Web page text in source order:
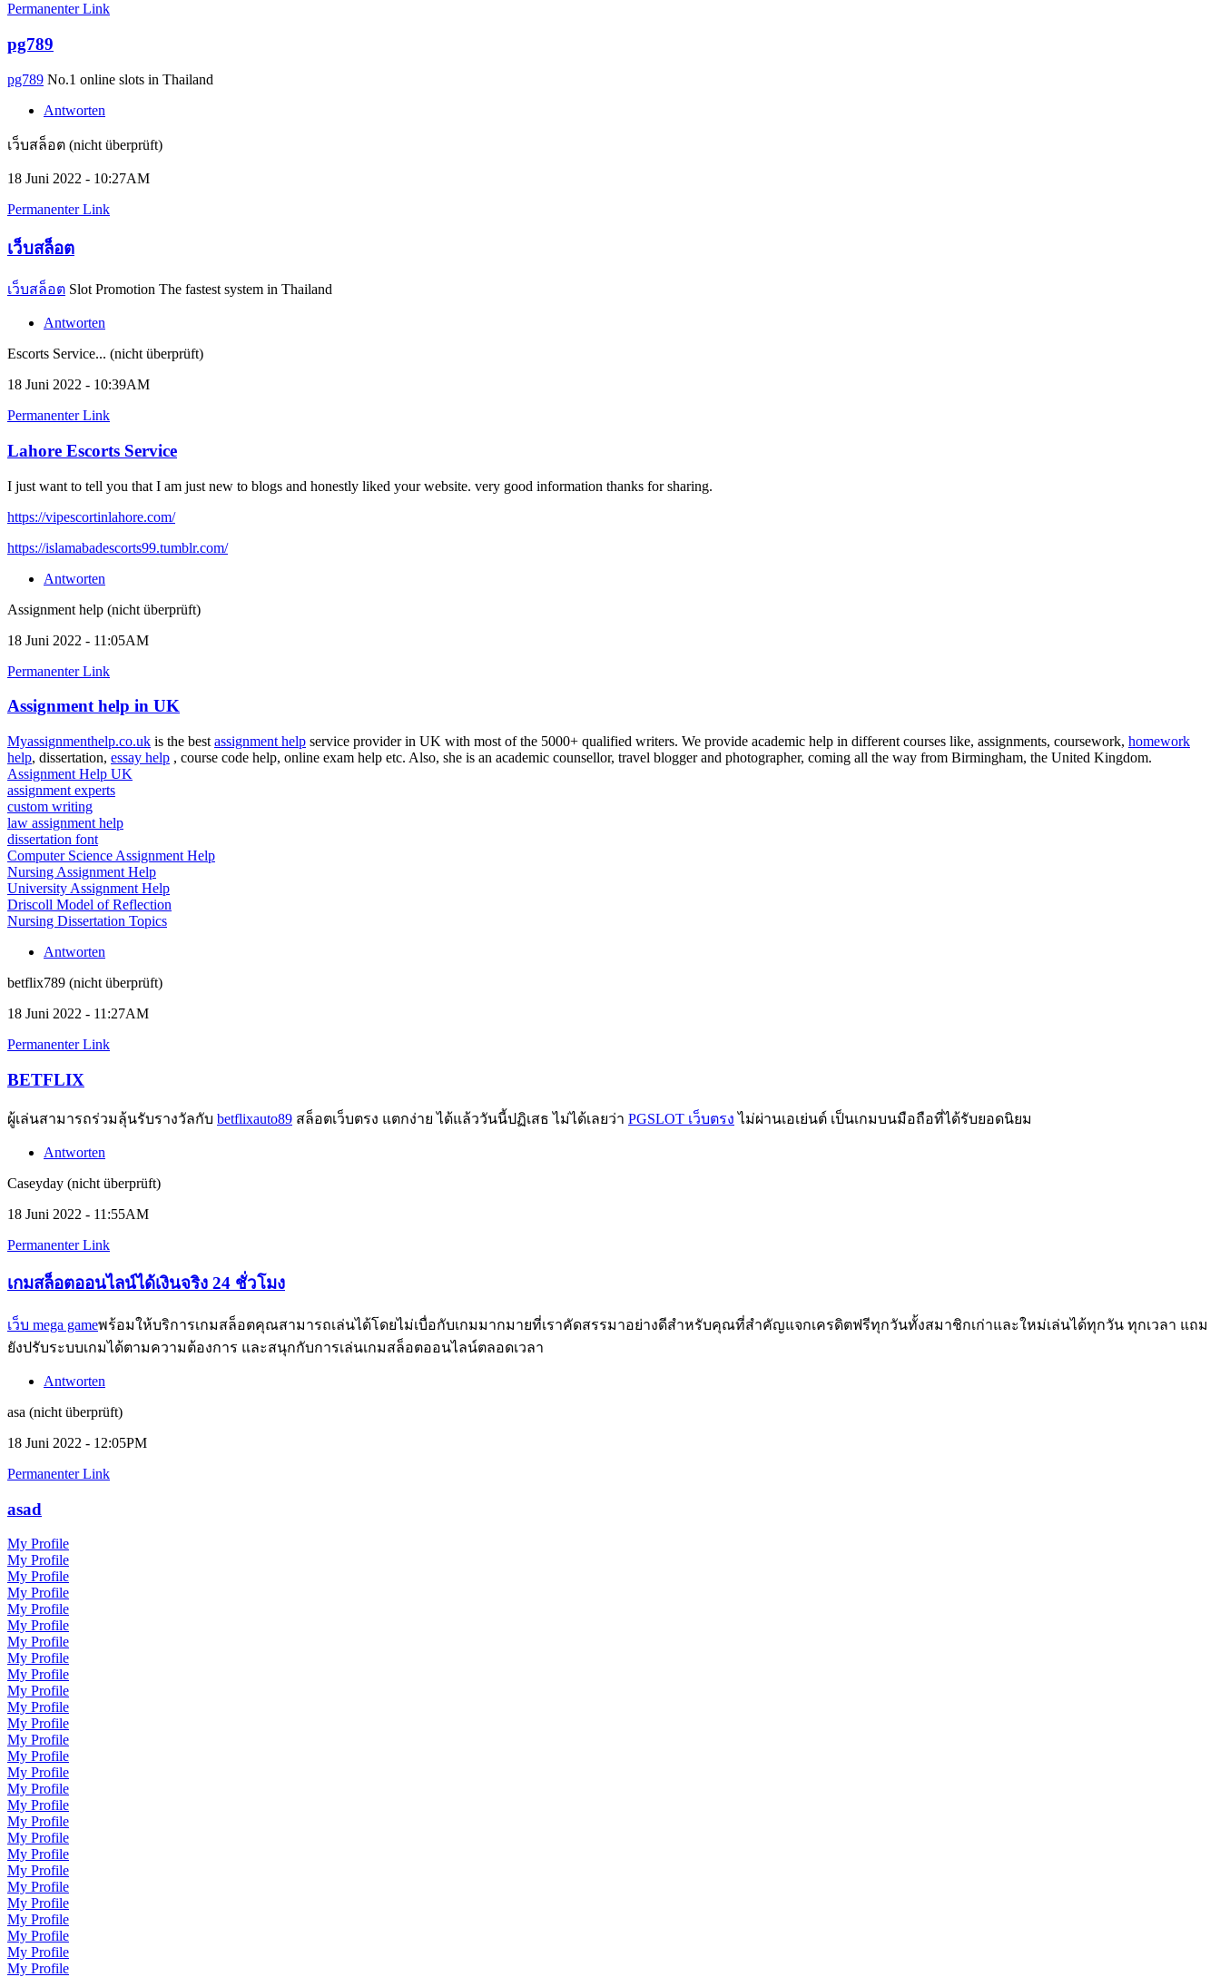
Permanenter Link
pg789
pg789 No.1 online slots in Thailand
Antworten
เว็บสล็อต (nicht überprüft)
18 Juni 2022 - 10:27AM
Permanenter Link
เว็บสล็อต
เว็บสล็อต Slot Promotion The fastest system in Thailand
Antworten
Escorts Service... (nicht überprüft)
18 Juni 2022 - 10:39AM
Permanenter Link
Lahore Escorts Service
I just want to tell you that I am just new to blogs and honestly liked your website. very good information thanks for sharing.
https://vipescortinlahore.com/
https://islamabadescorts99.tumblr.com/
Antworten
Assignment help (nicht überprüft)
18 Juni 2022 - 11:05AM
Permanenter Link
Assignment help in UK
Myassignmenthelp.co.uk is the best assignment help service provider in UK with most of the 5000+ qualified writers. We provide academic help in different courses like, assignments, coursework, homework
help, dissertation, essay help , course code help, online exam help etc. Also, she is an academic counsellor, travel blogger and photographer, coming all the way from Birmingham, the United Kingdom.
Assignment Help UK
assignment experts
custom writing
law assignment help
dissertation font
Computer Science Assignment Help
Nursing Assignment Help
University Assignment Help
Driscoll Model of Reflection
Nursing Dissertation Topics
Antworten
betflix789 (nicht überprüft)
18 Juni 2022 - 11:27AM
Permanenter Link
BETFLIX
ผู้เล่นสามารถร่วมลุ้นรับรางวัลกับ betflixauto89 สล็อตเว็บตรง แตกง่าย ได้แล้ววันนี้ปฏิเสธ ไม่ได้เลยว่า PGSLOT เว็บตรง ไม่ผ่านเอเย่นต์ เป็นเกมบนมือถือที่ได้รับยอดนิยม
Antworten
Caseyday (nicht überprüft)
18 Juni 2022 - 11:55AM
Permanenter Link
เกมสล็อตออนไลน์ได้เงินจริง 24 ชั่วโมง
เว็บ mega gameพร้อมให้บริการเกมสล็อตคุณสามารถเล่นได้โดยไม่เบื่อกับเกมมากมายที่เราคัดสรรมาอย่างดีสำหรับคุณที่สำคัญแจกเครดิตฟรีทุกวันทั้งสมาชิกเก่าและใหม่เล่นได้ทุกวัน ทุกเวลา แถม
ยังปรับระบบเกมได้ตามความต้องการ และสนุกกับการเล่นเกมสล็อตออนไลน์ตลอดเวลา
Antworten
asa (nicht überprüft)
18 Juni 2022 - 12:05PM
Permanenter Link
asad
My Profile
My Profile
My Profile
My Profile
My Profile
My Profile
My Profile
My Profile
My Profile
My Profile
My Profile
My Profile
My Profile
My Profile
My Profile
My Profile
My Profile
My Profile
My Profile
My Profile
My Profile
My Profile
My Profile
My Profile
My Profile
My Profile
My Profile